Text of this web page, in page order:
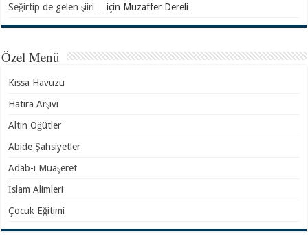
Seğirtip de gelen şiiri…
için Muzaffer Dereli
Özel Menü
Kıssa Havuzu
Hatıra Arşivi
Altın Öğütler
Abide Şahsiyetler
Adab-ı Muaşeret
İslam Alimleri
Çocuk Eğitimi